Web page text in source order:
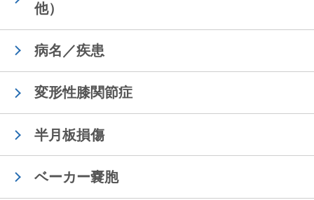
他）
病名／疾患
変形性膝関節症
半月板損傷
ベーカー嚢胞